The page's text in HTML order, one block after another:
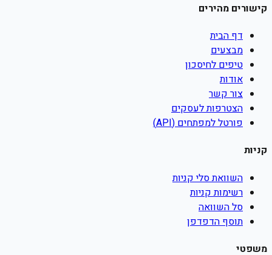
קישורים מהירים
דף הבית
מבצעים
טיפים לחיסכון
אודות
צור קשר
הצטרפות לעסקים
פורטל למפתחים (API)
קניות
השוואת סלי קניות
רשימות קניות
סל השוואה
תוסף הדפדפן
משפטי